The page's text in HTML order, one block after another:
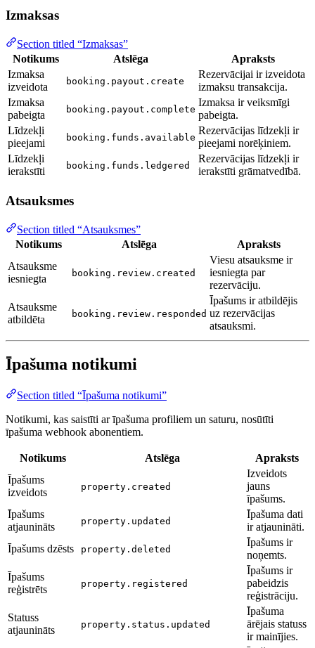
Izmaksas
Section titled “Izmaksas”
Notikums
Atslēga
Apraksts
Izmaksa
izveidota
booking.payout.create
Rezervācijai ir izveidota
izmaksu transakcija.
Izmaksa
pabeigta
booking.payout.complete
Izmaksa ir veiksmīgi
pabeigta.
Līdzekļi
pieejami
booking.funds.available
Rezervācijas līdzekļi ir
pieejami norēķiniem.
Līdzekļi
ierakstīti
booking.funds.ledgered
Rezervācijas līdzekļi ir
ierakstīti grāmatvedībā.
Atsauksmes
Section titled “Atsauksmes”
Notikums
Atslēga
Apraksts
Atsauksme
iesniegta
booking.review.created
Viesu atsauksme ir
iesniegta par
rezervāciju.
Atsauksme
atbildēta
booking.review.responded
Īpašums ir atbildējis
uz rezervācijas
atsauksmi.
Īpašuma notikumi
Section titled “Īpašuma notikumi”
Notikumi, kas saistīti ar īpašuma profiliem un saturu, nosūtīti
īpašuma webhook abonentiem.
Notikums Atslēga
Apraksts
Īpašums
izveidots
property.created
Izveidots
jauns
īpašums.
Īpašums
atjaunināts
property.updated
Īpašuma dati
ir atjaunināti.
Īpašums dzēsts
property.deleted
Īpašums ir
noņemts.
Īpašums
reģistrēts
property.registered
Īpašums ir
pabeidzis
reģistrāciju.
Statuss
atjaunināts
property.status.updated
Īpašuma
ārējais statuss
ir mainījies.